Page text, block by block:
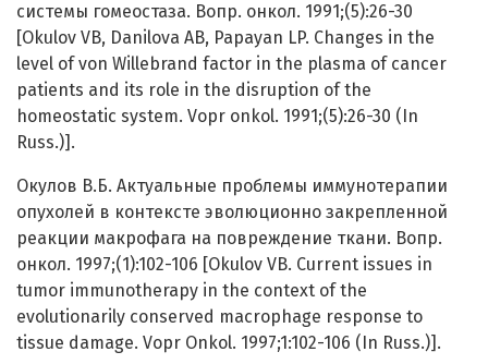
системы гомеостаза. Вопр. онкол. 1991;(5):26-30
[Okulov VB, Danilova AB, Papayan LP. Changes in the
level of von Willebrand factor in the plasma of cancer
patients and its role in the disruption of the
homeostatic system. Vopr onkol. 1991;(5):26-30 (In
Russ.)].
Окулов В.Б. Актуальные проблемы иммунотерапии
опухолей в контексте эволюционно закрепленной
реакции макрофага на повреждение ткани. Вопр.
онкол. 1997;(1):102-106 [Okulov VB. Current issues in
tumor immunotherapy in the context of the
evolutionarily conserved macrophage response to
tissue damage. Vopr Onkol. 1997;1:102-106 (In Russ.)].